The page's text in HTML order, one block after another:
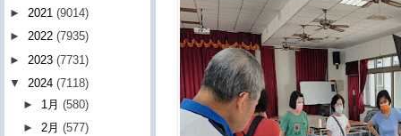
► 2021 (9014)
► 2022 (7935)
► 2023 (7731)
▼ 2024 (7118)
► 1月(580)
►2月(577)